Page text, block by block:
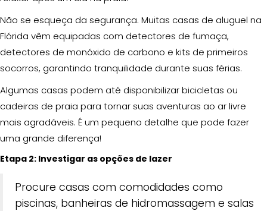
Não se esqueça da segurança. Muitas casas de aluguel na
Flórida vêm equipadas com detectores de fumaça,
detectores de monóxido de carbono e kits de primeiros
socorros, garantindo tranquilidade durante suas férias.
Algumas casas podem até disponibilizar bicicletas ou
cadeiras de praia para tornar suas aventuras ao ar livre
mais agradáveis. É um pequeno detalhe que pode fazer
uma grande diferença!
Etapa 2: Investigar as opções de lazer
Procure casas com comodidades como
piscinas, banheiras de hidromassagem e salas